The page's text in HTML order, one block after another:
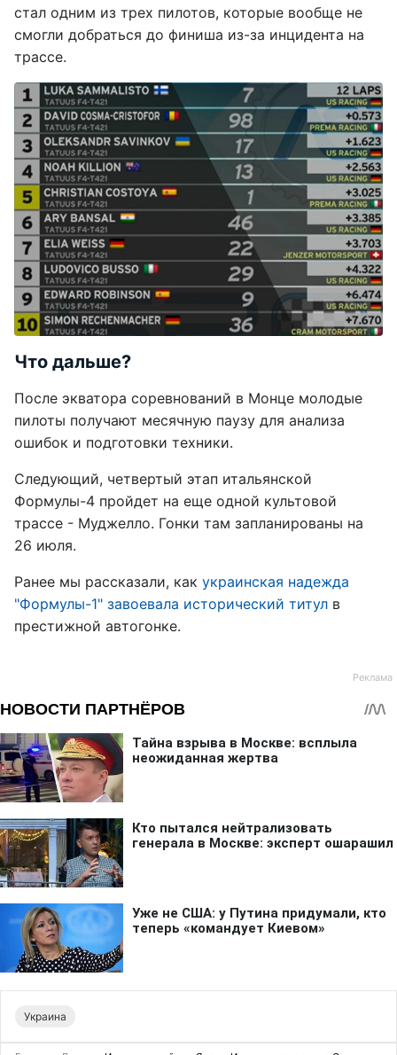
стал одним из трех пилотов, которые вообще не
смогли добраться до финиша из-за инцидента на
трассе.
Что дальше?
После экватора соревнований в Монце молодые
пилоты получают месячную паузу для анализа
ошибок и подготовки техники.
Следующий, четвертый этап итальянской
Формулы-4 пройдет на еще одной культовой
трассе - Муджелло. Гонки там запланированы на
26 июля.
Ранее мы рассказали, как украинская надежда
"Формулы-1" завоевала исторический титул в
престижной автогонке.
Украина